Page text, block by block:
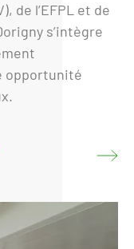
de l’EFPL et de
s’intègre
opportunité